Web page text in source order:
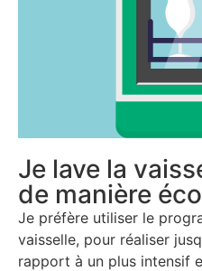
Je lave la
de manière
Je préfère utiliser le
vaisselle, pour réaliser
rapport à un plus intensif